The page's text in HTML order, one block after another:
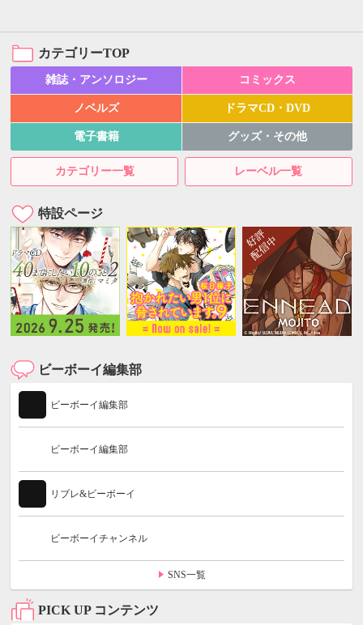
カテゴリーTOP
雑誌・アンソロジー コミックス
ノベルズ ドラマCD・DVD
電子書籍 グッズ・その他
カテゴリー一覧 レーベル一覧
特設ページ
ビーボーイ編集部
ビーボーイ編集部
ビーボーイ編集部
リブレ&ビーボーイ
ビーボーイチャンネル
SNS一覧
PICK UP コンテンツ